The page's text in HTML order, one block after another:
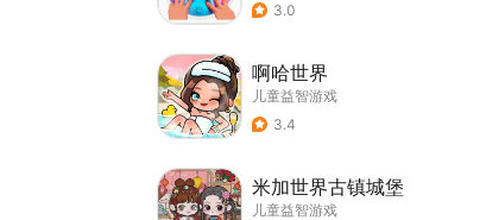
3.0
啊哈世界
儿童益智游戏
3.4
米加世界古镇城堡
儿童益智游戏